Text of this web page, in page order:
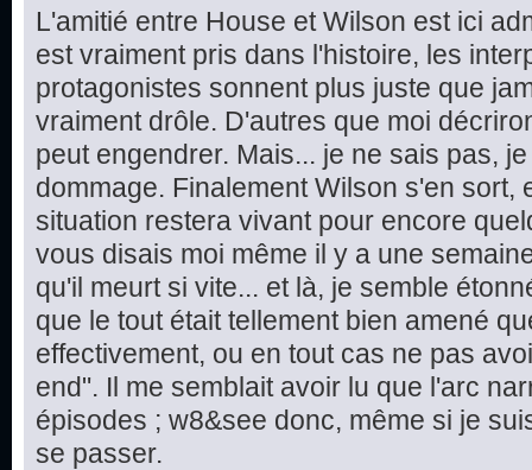
L'amitié entre House et Wilson est ici
est vraiment pris dans l'histoire, les
protagonistes sonnent plus juste que
vraiment drôle. D'autres que moi
peut engendrer. Mais... je ne sais pas,
dommage. Finalement Wilson s'en sort,
situation restera vivant pour encore
vous disais moi même il y a une
qu'il meurt si vite... et là, je semble
que le tout était tellement bien amené
effectivement, ou en tout cas ne pas
end". Il me semblait avoir lu que l'arc
épisodes ; w8&see donc, même si je
se passer.